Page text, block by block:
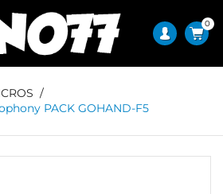
0
PACK GOHAND-F5